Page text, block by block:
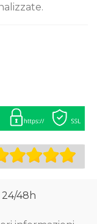
24/48h